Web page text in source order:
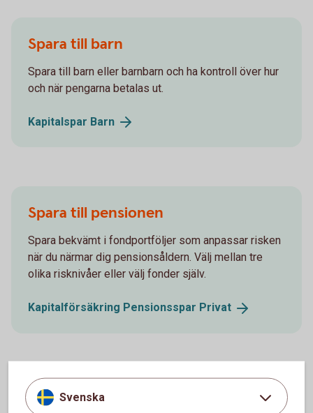
Spara till barn
Spara till barn eller barnbarn och ha kontroll över hur
och när pengarna betalas ut.
Kapitalspar Barn
Spara till pensionen
Spara bekvämt i fondportföljer som anpassar risken
när du närmar dig pensionsåldern. Välj mellan tre
olika risknivåer eller välj fonder själv.
Kapitalförsäkring Pensionsspar Privat
Mer information
Svenska